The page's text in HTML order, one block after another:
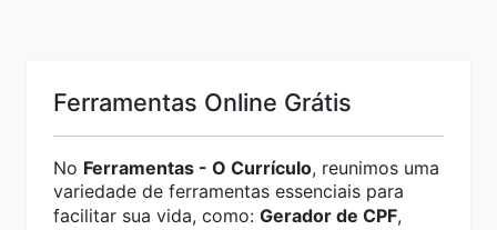
Ferramentas Online Grátis
No Ferramentas - O Currículo, reunimos uma
variedade de ferramentas essenciais para
facilitar sua vida, como: Gerador de CPF,